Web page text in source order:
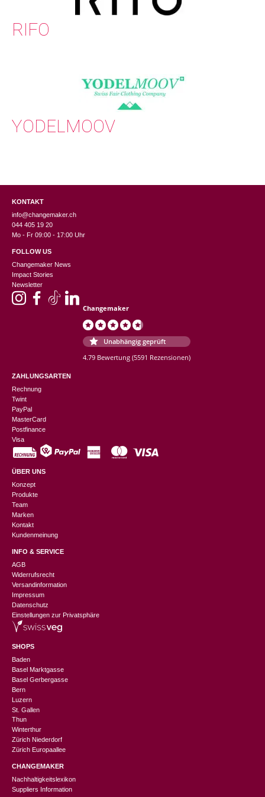
RIFO
YODELMOOV
KONTAKT
info@changemaker.ch
044 405 19 20
Mo - Fr 09:00 - 17:00 Uhr
FOLLOW US
Changemaker News
Impact Stories
Newsletter
Changemaker
Unabhängig geprüft
4.79 Bewertung (5591 Rezensionen)
ZAHLUNGSARTEN
Rechnung
Twint
PayPal
MasterCard
Postfinance
Visa
ÜBER UNS
Konzept
Produkte
Team
Marken
Kontakt
Kundenmeinung
INFO & SERVICE
AGB
Widerrufsrecht
Versandinformation
Impressum
Datenschutz
Einstellungen zur Privatsphäre
SHOPS
Baden
Basel Marktgasse
Basel Gerbergasse
Bern
Luzern
St. Gallen
Thun
Winterthur
Zürich Niederdorf
Zürich Europaallee
CHANGEMAKER
Nachhaltigkeitslexikon
Suppliers Information